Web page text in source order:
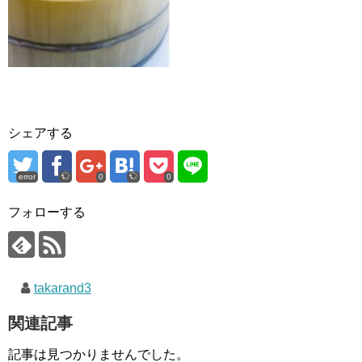
シェアする
error 0 0
フォローする
takarand3
関連記事
記事は見つかりませんでした。